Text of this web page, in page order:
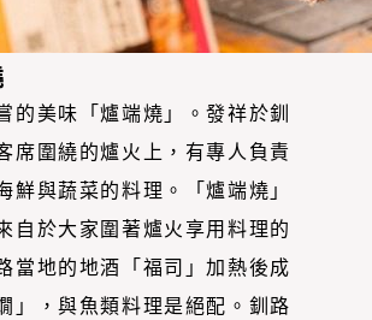
的美味「爐端燒」。發祥於釧
席圍繞的爐火上，有專人負責
鮮與蔬菜的料理。「爐端燒」
自於大家圍著爐火享用料理的
當地的地酒「福司」加熱後成
」，與魚類料理是絕配。釧路